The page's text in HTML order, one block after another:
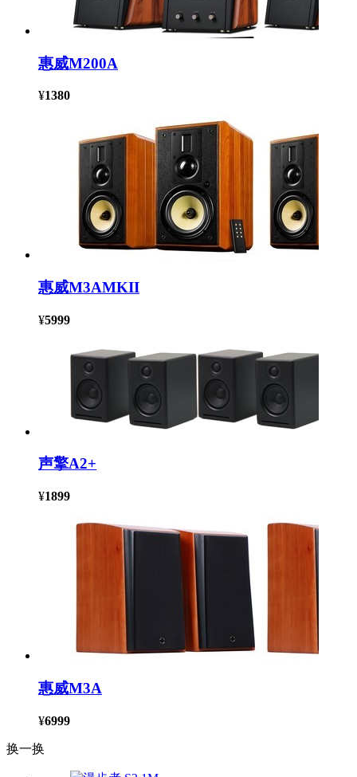
惠威M200A
¥1380
惠威M3AMKII
¥5999
声擎A2+
¥1899
惠威M3A
¥6999
换一换